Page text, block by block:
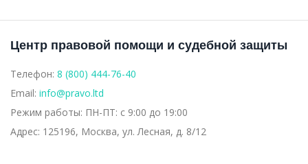
Центр правовой помощи и судебной защиты
Телефон: 8 (800) 444-76-40
Email: info@pravo.ltd
Режим работы: ПН-ПТ: с 9:00 до 19:00
Адрес: 125196, Москва, ул. Лесная, д. 8/12